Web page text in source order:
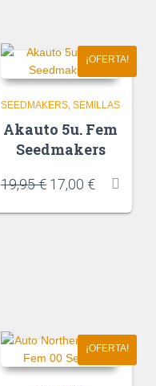
¡OFERTA!
SEEDMAKERS SEMILLAS
Akauto 5u. Fem
Seedmakers
19,95€ 17,00 €
¡OFERTA!